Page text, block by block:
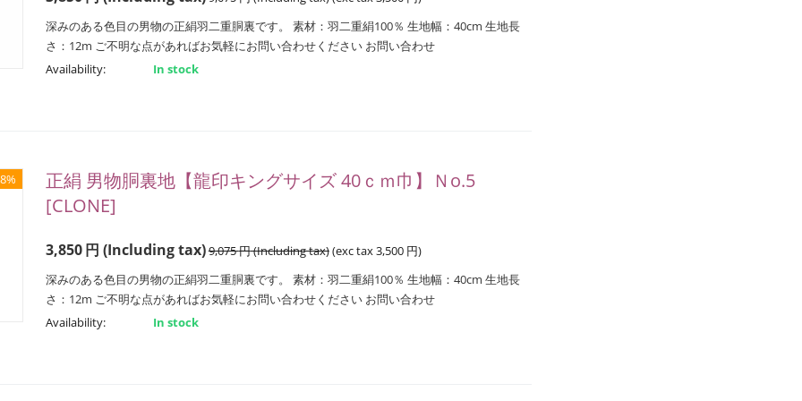
深みのある色目の男物の正絹羽二重胴裏です。 素材：羽二重絹100％ 生地幅：40cm 生地長
さ：12m ご不明な点があればお気軽にお問い合わせください お問い合わせ
Availability:
In stock
正絹 男物胴裏地【龍印キングサイズ 40ｃｍ巾】Ｎo.5
[CLONE]
3,850円 (Including tax)9,075円(Including tax)(exc tax3,500 円)
深みのある色目の男物の正絹羽二重胴裏です。 素材：羽二重絹100％ 生地幅：40cm 生地長
さ：12m ご不明な点があればお気軽にお問い合わせください お問い合わせ
Availability:
In stock